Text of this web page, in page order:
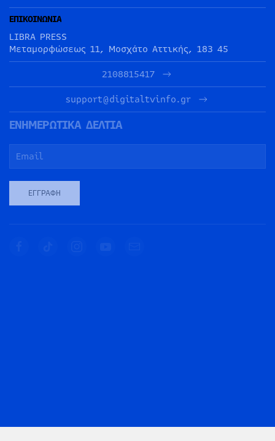
ΕΠΙΚΟΙΝΩΝΙΑ
LIBRA PRESS
Μεταμορφώσεως 11, Μοσχάτο Αττικής, 183 45
2108815417
support@digitaltvinfo.gr
ΕΝΗΜΕΡΩΤΙΚΑ ΔΕΛΤΙΑ
ΕΓΓΡΑΦΉ